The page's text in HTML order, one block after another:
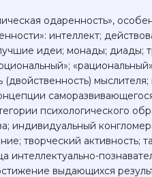
одаренность»,
интеллект;
идеи; монады; диады;
мыслителя;
психологического
индивидуальный
творческий активность;
интеллектуально-
выдающихся